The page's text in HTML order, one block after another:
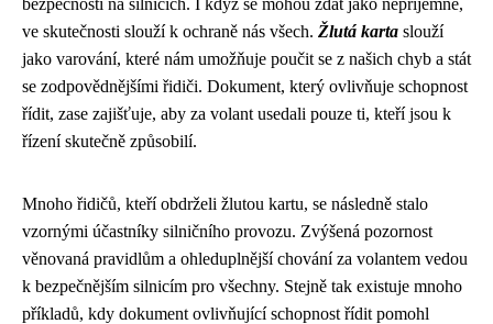
bezpečnosti na silnicích. I když se mohou zdát jako nepříjemné,
ve skutečnosti slouží k ochraně nás všech. Žlutá karta slouží
jako varování, které nám umožňuje poučit se z našich chyb a stát
se zodpovědnějšími řidiči. Dokument, který ovlivňuje schopnost
řídit, zase zajišťuje, aby za volant usedali pouze ti, kteří jsou k
řízení skutečně způsobilí.
Mnoho řidičů, kteří obdrželi žlutou kartu, se následně stalo
vzornými účastníky silničního provozu. Zvýšená pozornost
věnovaná pravidlům a ohleduplnější chování za volantem vedou
k bezpečnějším silnicím pro všechny. Stejně tak existuje mnoho
příkladů, kdy dokument ovlivňující schopnost řídit pomohl